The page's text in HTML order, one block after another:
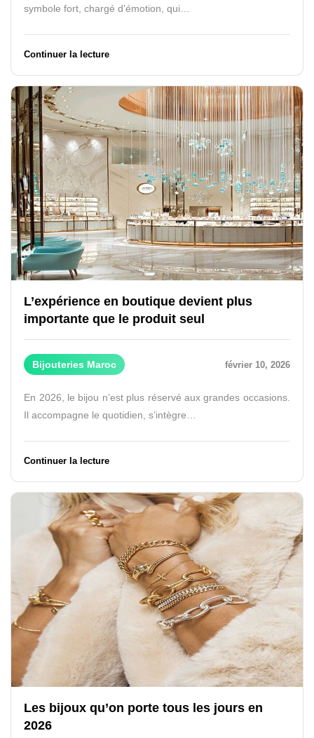
symbole fort, chargé d’émotion, qui…
Continuer la lecture
L’expérience en boutique devient plus
importante que le produit seul
Bijouteries Maroc février 10, 2026
En 2026, le bijou n’est plus réservé aux grandes occasions.
Il accompagne le quotidien, s’intègre…
Continuer la lecture
Les bijoux qu’on porte tous les jours en
2026